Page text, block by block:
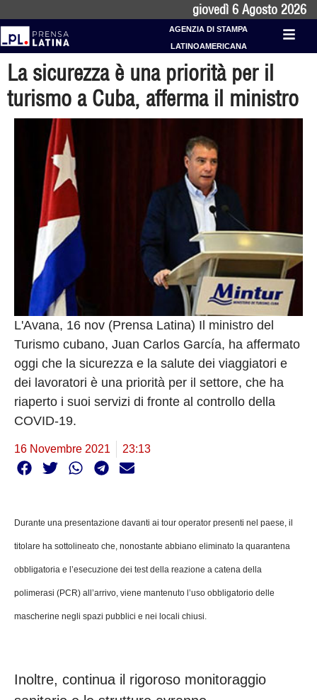
giovedì 6 Agosto 2026
AGENZIA DI STAMPA
LATINOAMERICANA
La sicurezza è una priorità per il
turismo a Cuba, afferma il ministro
L'Avana, 16 nov (Prensa Latina) Il ministro del
Turismo cubano, Juan Carlos García, ha affermato
oggi che la sicurezza e la salute dei viaggiatori e
dei lavoratori è una priorità per il settore, che ha
riaperto i suoi servizi di fronte al controllo della
COVID-19.
16 Novembre 2021 23:13
Durante una presentazione davanti ai tour operator presenti nel paese, il
titolare ha sottolineato che, nonostante abbiano eliminato la quarantena
obbligatoria e l’esecuzione dei test della reazione a catena della
polimerasi (PCR) all’arrivo, viene mantenuto l’uso obbligatorio delle
mascherine negli spazi pubblici e nei locali chiusi.
Inoltre, continua il rigoroso monitoraggio